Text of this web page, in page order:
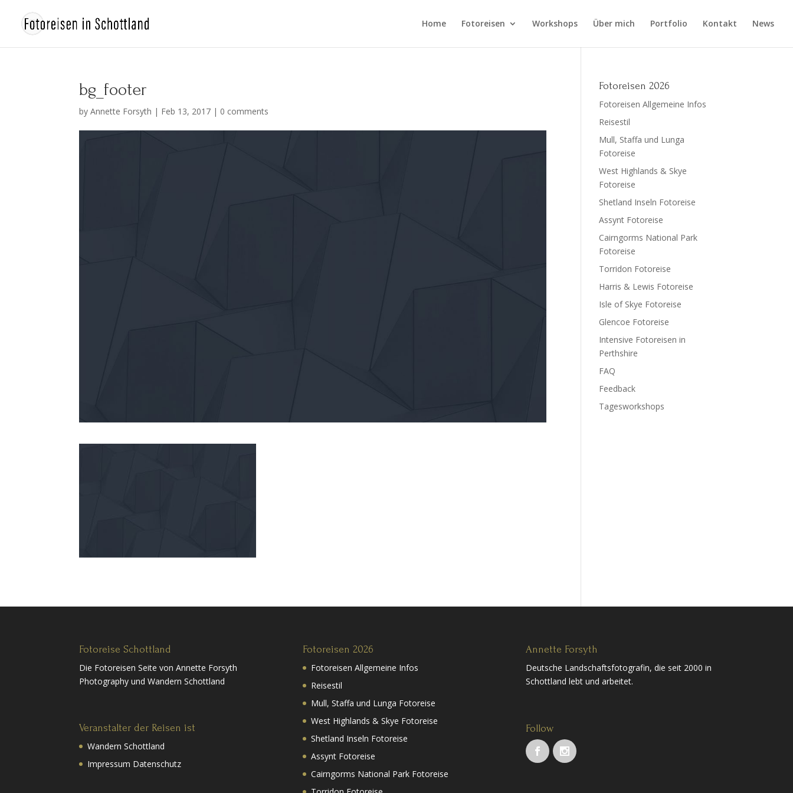
Home Fotoreisen Workshops Über mich Portfolio Kontakt News
bg_footer
byAnnette Forsyth | Feb 13, 2017 | 0 comments
Fotoreisen 2026
Fotoreisen Allgemeine Infos
Reisestil
Mull, Staffa und Lunga
Fotoreise
West Highlands & Skye
Fotoreise
Shetland Inseln Fotoreise
Assynt Fotoreise
Cairngorms National Park
Fotoreise
Torridon Fotoreise
Harris & Lewis Fotoreise
Isle of Skye Fotoreise
Glencoe Fotoreise
Intensive Fotoreisen in
Perthshire
FAQ
Feedback
Tagesworkshops
Fotoreise Schottland
Die Fotoreisen Seite von Annette Forsyth
Photography und Wandern Schottland
Veranstalter der Reisen ist
Wandern Schottland
Impressum Datenschutz
Fotoreisen 2026
Fotoreisen Allgemeine Infos
Reisestil
Mull, Staffa und Lunga Fotoreise
West Highlands & Skye Fotoreise
Shetland Inseln Fotoreise
Assynt Fotoreise
Cairngorms National Park Fotoreise
Annette Forsyth
Deutsche Landschaftsfotografin, die seit 2000 in
Schottland lebt und arbeitet.
Follow